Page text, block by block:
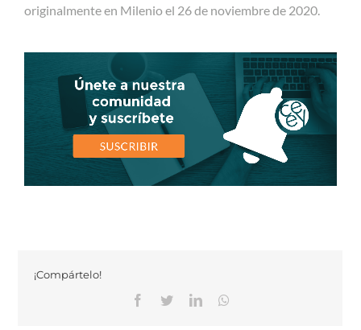
originalmente en Milenio el 26 de noviembre de 2020.
¡Compártelo!
Facebook
TwitterLinkedinWhatsapp